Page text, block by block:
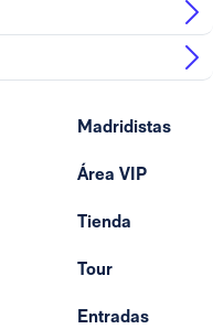
Madridistas
Área VIP
Tienda
Tour
Entradas